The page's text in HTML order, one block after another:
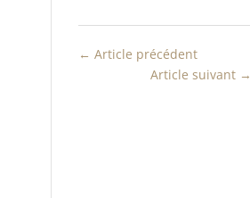
←Article précédent
Article suivant→